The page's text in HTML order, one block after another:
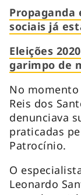
sociais já
Eleições
garimpo de
No momento
Reis dos
denunciava
praticadas
Patrocínio.
O
Leonardo